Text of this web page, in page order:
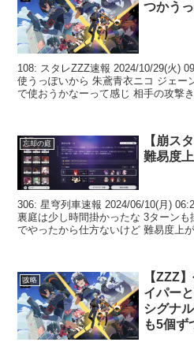
つかう
108: スタレZZZ速報 2024/10/29(火)
使うっぽいから 朱鳶青衣ニコ ジェー
で使おうかなーって感じ 相手の攻撃
忘却の庭
【崩ス
難易度
306: 星穹列車速報 2024/06/10(月)
裏庭は少し時間掛かったな 3ターン
でやったから仕方ないけど 難易度上
攻略
【ZZZ
イパー
シグナ
も5個ず